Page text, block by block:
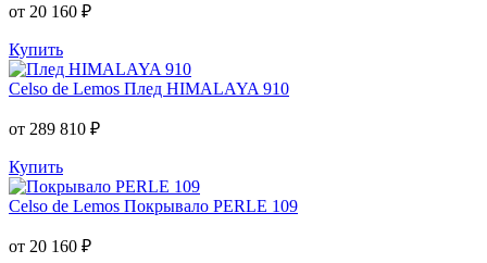
от 20 160 ₽
Купить
Celso de Lemos Плед HIMALAYA 910
от 289 810 ₽
Купить
Celso de Lemos Покрывало PERLE 109
от 20 160 ₽